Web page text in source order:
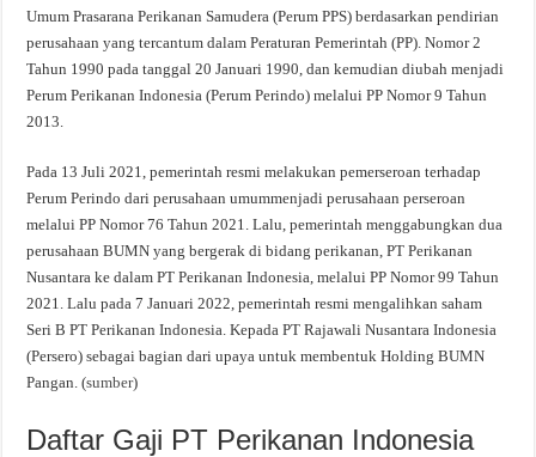
Umum Prasarana Perikanan Samudera (Perum PPS) berdasarkan pendirian
perusahaan yang tercantum dalam Peraturan Pemerintah (PP). Nomor 2
Tahun 1990 pada tanggal 20 Januari 1990, dan kemudian diubah menjadi
Perum Perikanan Indonesia (Perum Perindo) melalui PP Nomor 9 Tahun
2013.
Pada 13 Juli 2021, pemerintah resmi melakukan pemerseroan terhadap
Perum Perindo dari perusahaan umummenjadi perusahaan perseroan
melalui PP Nomor 76 Tahun 2021. Lalu, pemerintah menggabungkan dua
perusahaan BUMN yang bergerak di bidang perikanan, PT Perikanan
Nusantara ke dalam PT Perikanan Indonesia, melalui PP Nomor 99 Tahun
2021. Lalu pada 7 Januari 2022, pemerintah resmi mengalihkan saham
Seri B PT Perikanan Indonesia. Kepada PT Rajawali Nusantara Indonesia
(Persero) sebagai bagian dari upaya untuk membentuk Holding BUMN
Pangan. (sumber)
Daftar Gaji PT Perikanan Indonesia